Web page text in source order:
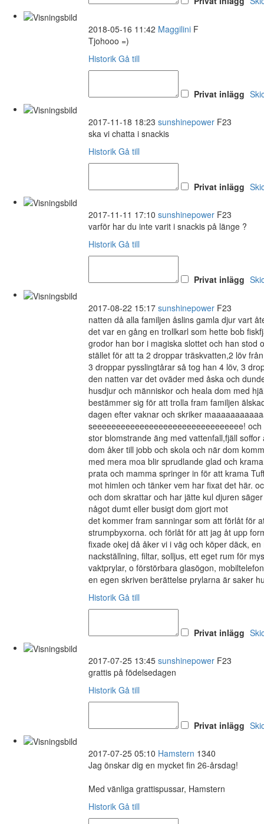
2018-05-16 11:42 Maggilini F
Tjohooo =)
Historik Gå till
Privat inlägg
2017-11-18 18:23 sunshinepower F23
ska vi chatta i snackis
Historik Gå till
Privat inlägg
2017-11-11 17:10 sunshinepower F23
varför har du inte varit i snackis på länge ?
Historik Gå till
Privat inlägg
2017-08-22 15:17 sunshinepower F23
natten då alla familjen åslins gamla djur vart
det var en gång en trollkarl som hette bob
grodor han bor i magiska slottet och han stod
stället för att ta 2 droppar träskvatten,2 löv
3 droppar pysslingtårar så tog han 4 löv, 3
den natten var det oväder med åska och
husdjur och människor och heala dom med
bestämmer sig för att trolla fram familjen
dagen efter vaknar och skriker
seeeeeeeeeeeeeeeeeeeeeeeeeeeeeeee!
stor blomstrande äng med vattenfall,fjäll
dom åker till jobb och skola och när dom
med mera moa blir sprudlande glad och
prata och mamma springer in för att krama
mot himlen och tänker vem har fixat det här.
och dom skrattar och har jätte kul djuren
något dumt eller busigt dom gjort mot
det kommer fram sanningar som att förlåt för
strumpbyxorna. och förlåt för att jag åt upp
fixade okej då åker vi i väg och köper däck,
nackställning, filtar, solljus, ett eget rum för
vaktprylar, o förstörbara glasögon,
en egen skriven berättelse prylarna är saker
Historik Gå till
Privat inlägg
2017-07-25 13:45 sunshinepower F23
grattis på födelsedagen
Historik Gå till
Privat inlägg
2017-07-25 05:10 Hamstern 1340
Jag önskar dig en mycket fin 26-årsdag!
Med vänliga grattispussar, Hamstern
Historik Gå till